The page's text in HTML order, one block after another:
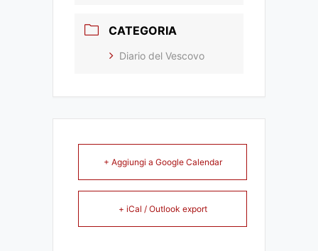
CATEGORIA
Diario del Vescovo
+ Aggiungi a Google Calendar
+ iCal / Outlook export